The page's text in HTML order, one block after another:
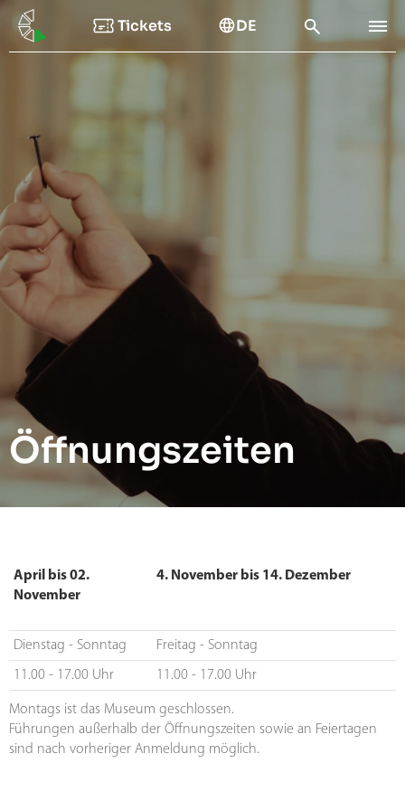
Tickets DE
Öffnungszeiten
April bis 02.
November
4. November bis 14. Dezember
Dienstag - Sonntag Freitag - Sonntag
11.00 - 17.00 Uhr 11.00 - 17.00 Uhr
Montags ist das Museum geschlossen.
Führungen außerhalb der Öffnungszeiten sowie an Feiertagen
sind nach vorheriger Anmeldung möglich.